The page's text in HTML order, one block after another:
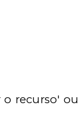
o recurso' ou